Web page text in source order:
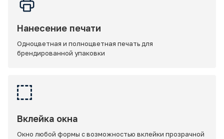
Нанесение печати
Одноцветная и полноцветная печать для
брендированной упаковки
Вклейка окна
Окно любой формы с возможностью вклейки прозрачной